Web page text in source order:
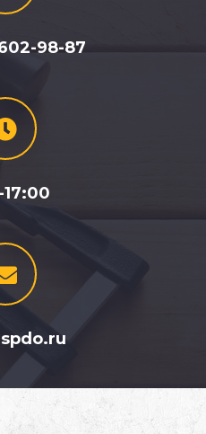
98-87